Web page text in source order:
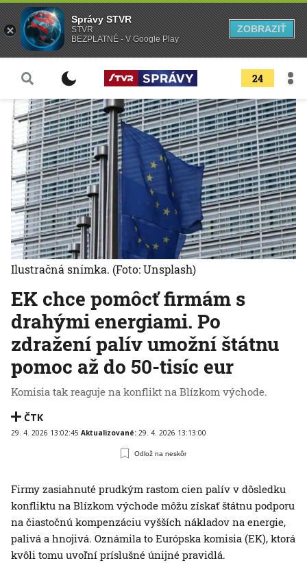
24
EK chce pomôcť firmám s
drahými energiami. Po
zdražení palív umožní štátnu
pomoc až do 50-tisíc eur
Komisia tak reaguje na konflikt na Blízkom východe.
ČTK
29. 4. 2026 13:02:45 Aktualizované: 29. 4. 2026 13:13:00
Odlož na neskôr
Ilustračná snímka. (Foto: Unsplash)
Firmy zasiahnuté prudkým rastom cien palív v dôsledku
konfliktu na Blízkom východe môžu získať štátnu podporu
na čiastočnú kompenzáciu vyšších nákladov na energie,
palivá a hnojivá. Oznámila to Európska komisia (EK), ktorá
kvôli tomu uvoľní príslušné únijné pravidlá.
Správy STVR
STVR
BEZPLATNÉ - V Google Play
ZOBRAZIŤ